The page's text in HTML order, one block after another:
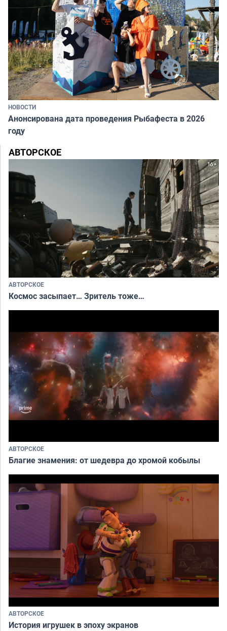
НОВОСТИ
Анонсирована дата проведения Рыбафеста в 2026
году
АВТОРСКОЕ
АВТОРСКОЕ
Космос засыпает… Зритель тоже…
АВТОРСКОЕ
Благие знамения: от шедевра до хромой кобылы
АВТОРСКОЕ
История игрушек в эпоху экранов